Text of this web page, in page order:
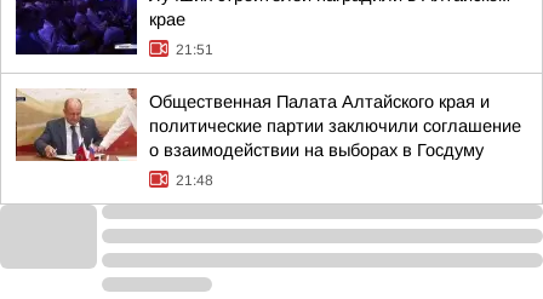
крае
21:51
Общественная Палата Алтайского края и
политические партии заключили соглашение
о взаимодействии на выборах в Госдуму
21:48